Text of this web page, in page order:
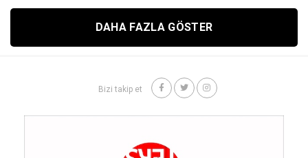
DAHA FAZLA GÖSTER
Bizi takip et